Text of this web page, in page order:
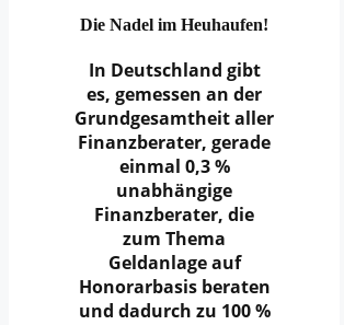
Die Nadel im Heuhaufen!
In Deutschland gibt
es, gemessen an der
Grundgesamtheit aller
Finanzberater, gerade
einmal 0,3 %
unabhängige
Finanzberater, die
zum Thema
Geldanlage auf
Honorarbasis beraten
und dadurch zu 100 %